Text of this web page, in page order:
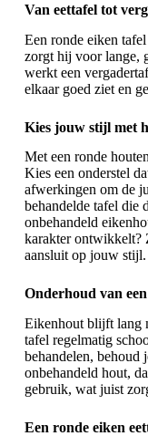
Van eettafel tot
Een ronde eiken
zorgt hij voor lange,
werkt een
elkaar goed ziet en
Kies jouw stijl met
Meteen ronde
Kies een onderstel
afwerkingen om de
behandelde tafel die
onbehandeld
karakter ontwikkelt?
aansluit op jouw stijl.
Onderhoud van
Eikenhout blijft lang
tafel regelmatig
behandelen, behoud
onbehandeld hout,
gebruik, wat juist
Een ronde eiken